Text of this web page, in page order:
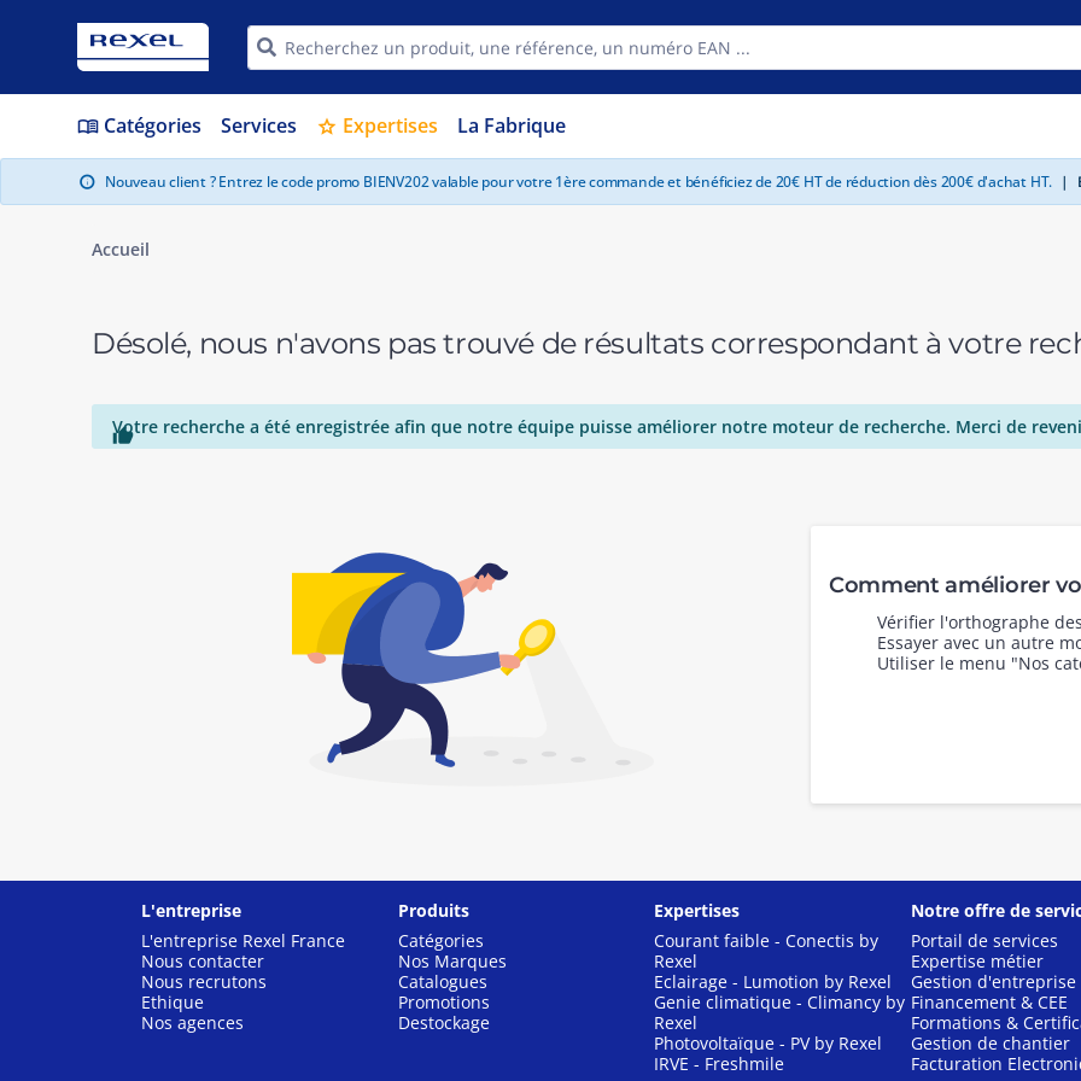
menu_book Catégories Services star Expertises La Fabrique
info Nouveau client ? Entrez le code promo BIENV202 valable pour votre 1ère commande et bénéficiez de 20€ HT de réduction dès 200€ d'achat HT. |
Accueil
Désolé, nous n'avons pas trouvé de résultats correspondant à votre

Votre recherche a été enregistrée afin que notre équipe puisse améliorer notre moteur de recherche. Merci de
Comment améliorer
Vérifier l'orthographe
Essayer avec un autre
Utiliser le menu "Nos
L'entreprise
L'entreprise Rexel France
Nous contacter
Nous recrutons
Ethique
Nos agences
Produits
Catégories
Nos Marques
Catalogues
Promotions
Destockage
Expertises
Courant faible - Conectis by
Rexel
Eclairage - Lumotion by Rexel
Genie climatique - Climancy by
Rexel
Photovoltaïque - PV by Rexel
IRVE - Freshmile
Notre offre de
Portail de services
Expertise métier
Gestion d'entreprise
Financement & CEE
Formations &
Gestion de chantier
Facturation